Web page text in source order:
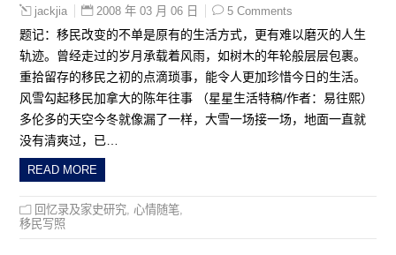
jackjia 2008 年 03 月 06 日 5 Comments
题记：移民改变的不单是原有的生活方式，更有难以磨灭的人生
轨迹。曾经走过的岁月承载着风雨，如树木的年轮般层层包裹。
重拾留存的移民之初的点滴琐事，能令人更加珍惜今日的生活。
风雪勾起移民加拿大的陈年往事 （星星生活特稿/作者：易往熙）
多伦多的天空今冬就像漏了一样，大雪一场接一场，地面一直就
没有清爽过，已…
READ MORE
回忆录及家史研究 心情随笔
移民写照